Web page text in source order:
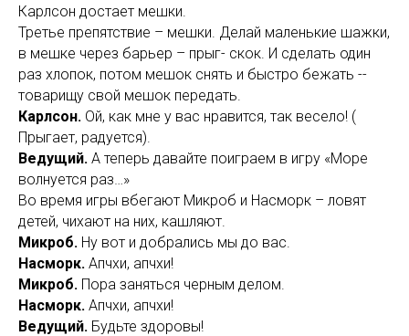
Карлсон достает мешки.
Третье препятствие – мешки. Делай маленькие шажки,
в мешке через барьер – прыг- скок. И сделать один
раз хлопок, потом мешок снять и быстро бежать --
товарищу свой мешок передать.
Карлсон. Ой, как мне у вас нравится, так весело! (
Прыгает, радуется).
Ведущий. А теперь давайте поиграем в игру «Море
волнуется раз…»
Во время игры вбегают Микроб и Насморк – ловят
детей, чихают на них, кашляют.
Микроб. Ну вот и добрались мы до вас.
Насморк. Апчхи, апчхи!
Микроб. Пора заняться черным делом.
Насморк. Апчхи, апчхи!
Ведущий. Будьте здоровы!